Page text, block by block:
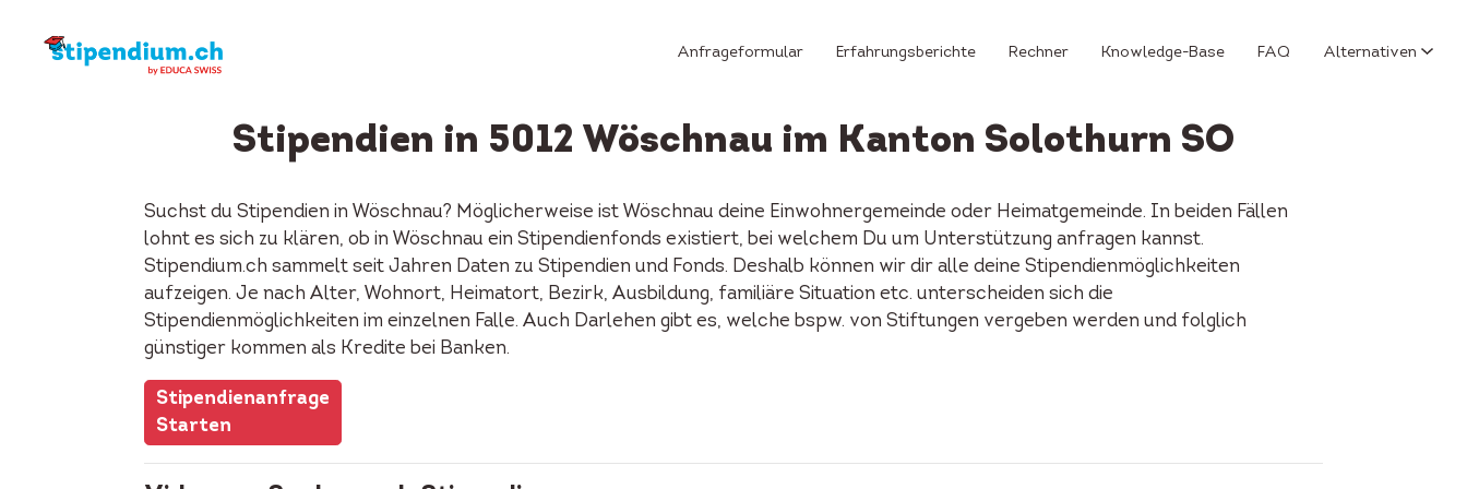
Anfrageformular Erfahrungsberichte Rechner Knowledge-Base FAQ Alternativen
Stipendien in 5012 Wöschnau im Kanton Solothurn SO
Suchst du Stipendien in Wöschnau? Möglicherweise ist Wöschnau deine Einwohnergemeinde oder Heimatgemeinde. In beiden Fällen
lohnt es sich zu klären, ob in Wöschnau ein Stipendienfonds existiert, bei welchem Du um Unterstützung anfragen kannst.
Stipendium.ch sammelt seit Jahren Daten zu Stipendien und Fonds. Deshalb können wir dir alle deine Stipendienmöglichkeiten
aufzeigen. Je nach Alter, Wohnort, Heimatort, Bezirk, Ausbildung, familiäre Situation etc. unterscheiden sich die
Stipendienmöglichkeiten im einzelnen Falle. Auch Darlehen gibt es, welche bspw. von Stiftungen vergeben werden und folglich
günstiger kommen als Kredite bei Banken.
Stipendienanfrage
Starten